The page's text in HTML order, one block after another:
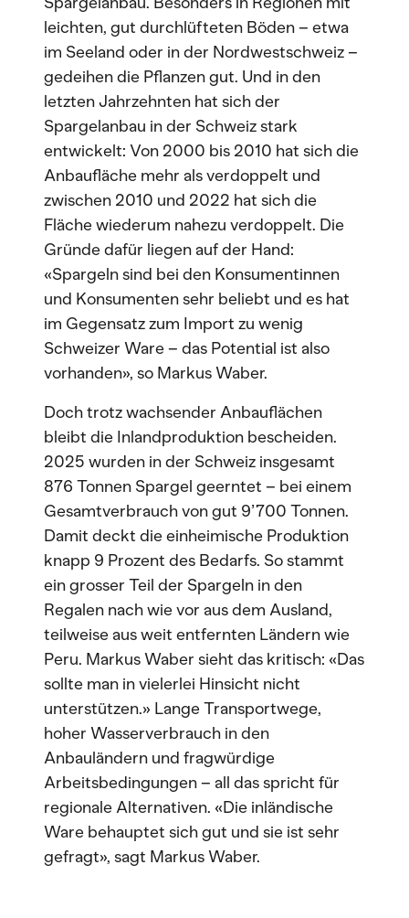
leichten, gut durchlüfteten Böden – etwa
im Seeland oder in der Nordwestschweiz –
gedeihen die Pflanzen gut. Und in den
letzten Jahrzehnten hat sich der
Spargelanbau in der Schweiz stark
entwickelt: Von 2000 bis 2010 hat sich die
Anbaufläche mehr als verdoppelt und
zwischen 2010 und 2022 hat sich die
Fläche wiederum nahezu verdoppelt. Die
Gründe dafür liegen auf der Hand:
«Spargeln sind bei den Konsumentinnen
und Konsumenten sehr beliebt und es hat
im Gegensatz zum Import zu wenig
Schweizer Ware – das Potential ist also
vorhanden», so Markus Waber.
Doch trotz wachsender Anbauflächen
bleibt die Inlandproduktion bescheiden.
2025 wurden in der Schweiz insgesamt
876 Tonnen Spargel geerntet – bei einem
Gesamtverbrauch von gut 9’700 Tonnen.
Damit deckt die einheimische Produktion
knapp 9 Prozent des Bedarfs. So stammt
ein grosser Teil der Spargeln in den
Regalen nach wie vor aus dem Ausland,
teilweise aus weit entfernten Ländern wie
Peru. Markus Waber sieht das kritisch: «Das
sollte man in vielerlei Hinsicht nicht
unterstützen.» Lange Transportwege,
hoher Wasserverbrauch in den
Anbauländern und fragwürdige
Arbeitsbedingungen – all das spricht für
regionale Alternativen. «Die inländische
Ware behauptet sich gut und sie ist sehr
gefragt», sagt Markus Waber.